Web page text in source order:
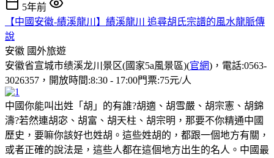
5年前
【中國安徽-績溪龍川】績溪龍川 追尋胡氏宗譜的風水龍脈傳
說
安徽 國外旅遊
安徽省宣城市绩溪龙川景区(國家5a風景區)(官網)，電話:0563-
3026357，開放時間:8:30 - 17:00門票:75元/人
中國你能叫出姓「胡」的有誰?胡適、胡雪嚴、胡宗憲、胡錦
濤?若然連胡宓、胡富、胡天柱、胡宗明，那要不你精通中國
歷史，要嘛你該好也姓胡。這些姓胡的，都跟一個地方有關，
或者正確的說法是，這些人都在這個地方出生的名人。中國最